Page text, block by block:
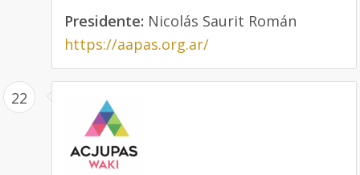
Presidente: Nicolás Saurit Román
https://aapas.org.ar/
22